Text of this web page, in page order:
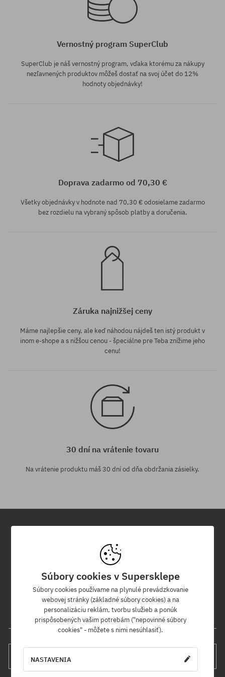
Vernostný program SuperClub
SuperClub je náš vernostný program, vďaka ktorému za nákupy
nezľavnených produktov môžeš dostať na svoj účet do 12%
hodnoty objednávky!
Doprava zadarmo od 70,30 €
Všetky objednávky v hodnote nad 70,30 € odosielame zadarmo
bez rozdielu na vybraný spôsob platby a doručenia.
Záruka najnižšej ceny
Máme najlepšie ceny, ale keď náhodou nájdeš ten istý produkt v
inom e-shope a s nižšou cenou - špeciálne pre Teba znížime jeho
cenu!
30 dní na vrátenie tovaru
Na vrátenie produktu máš 30 dní od dňa obdržania zásielky.
Newsletter
Prihláste sa na odber nášho newsletteru a ako prvý sa dozviete o
nových produktoch a propagačných akciách!
Navyše získaš zľavový kód -5 % na celú objednávku!
Tvoja e-mailová adresa
Súbory cookies v Supersklepe
Súbory cookies používame na plynulé prevádzkovanie
webovej stránky (základné súbory cookies) a na
personalizáciu reklám, tvorbu služieb a ponúk
prispôsobených vašim potrebám ("nepovinné súbory
cookies" - môžete s nimi nesúhlasiť).
NASTAVENIA